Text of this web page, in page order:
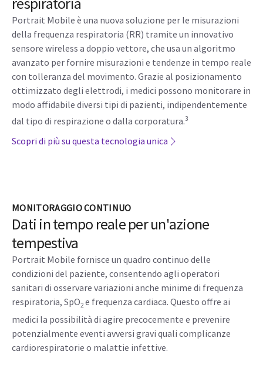
Portrait Mobile è una nuova soluzione per le misurazioni
della frequenza respiratoria (RR) tramite un innovativo
sensore wireless a doppio vettore, che usa un algoritmo
avanzato per fornire misurazioni e tendenze in tempo reale
con tolleranza del movimento. Grazie al posizionamento
ottimizzato degli elettrodi, i medici possono monitorare in
modo affidabile diversi tipi di pazienti, indipendentemente
dal tipo di respirazione o dalla corporatura.3
Scopri di più su questa tecnologia unica
MONITORAGGIO CONTINUO
Dati in tempo reale per un'azione
tempestiva
Portrait Mobile fornisce un quadro continuo delle
condizioni del paziente, consentendo agli operatori
sanitari di osservare variazioni anche minime di frequenza
respiratoria, SpO2 e frequenza cardiaca. Questo offre ai
medici la possibilità di agire precocemente e prevenire
potenzialmente eventi avversi gravi quali complicanze
cardiorespiratorie o malattie infettive.